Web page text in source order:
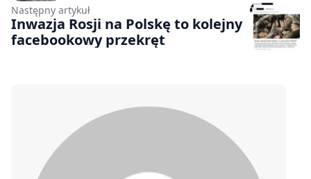
Następny artykuł
Inwazja Rosji na Polskę to kolejny
facebookowy przekręt